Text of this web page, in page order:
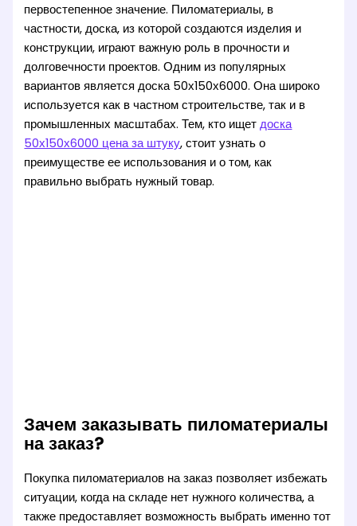
первостепенное значение. Пиломатериалы, в
частности, доска, из которой создаются изделия и
конструкции, играют важную роль в прочности и
долговечности проектов. Одним из популярных
вариантов является доска 50х150х6000. Она широко
используется как в частном строительстве, так и в
промышленных масштабах. Тем, кто ищетдоска
50х150х6000 цена за штуку, стоит узнать о
преимуществе ее использования и о том, как
правильно выбрать нужный товар.
Зачем заказывать пиломатериалы
на заказ?
Покупка пиломатериалов на заказ позволяет избежать
ситуации, когда на складе нет нужного количества, а
также предоставляет возможность выбрать именно тот